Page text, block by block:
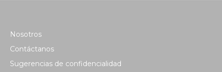
Nosotros
Contáctanos
Sugerencias de confidencialidad